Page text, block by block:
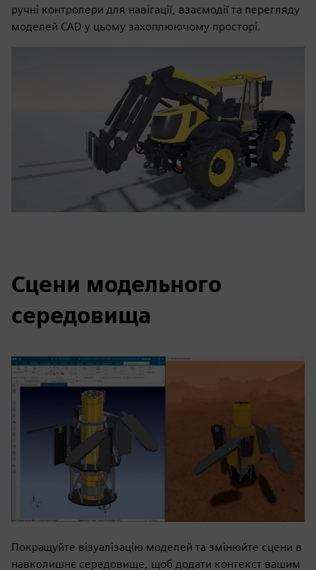
ручні контролери для навігації, взаємодії та перегляду
моделей CAD у цьому захоплюючому просторі.
Сцени модельного
середовища
Покращуйте візуалізацію моделей та змінюйте сцени в
навколишнє середовище, щоб додати контекст вашим